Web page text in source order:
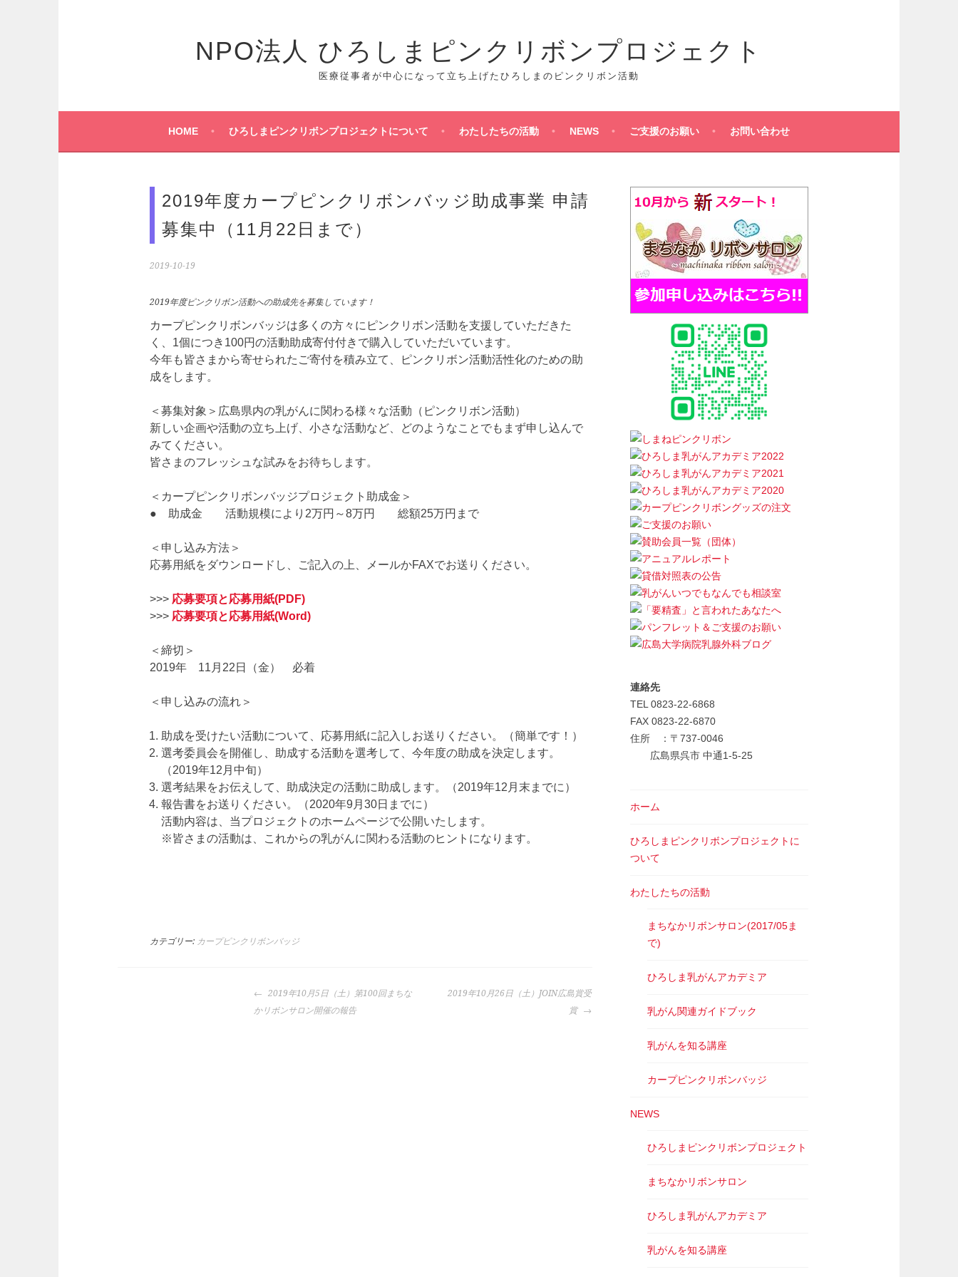
ス
NPO法人 ひろしまピンクリボンプロジェクト
医療従事者が中心になって立ち上げたひろしまのピンクリボン活動
HOME ひろしまピンクリボンプロジェクトについて わたしたちの活動 NEWS ご支援のお願い お問い合わせ
2019年度カープピンクリボンバッジ助成事業 申請
募集中（11月22日まで）
2019-10-19
2019年度ピンクリボン活動への助成先を募集しています！
カープピンクリボンバッジは多くの方々にピンクリボン活動を支援していただきた
く、1個につき100円の活動助成寄付付きで購入していただいています。
今年も皆さまから寄せられたご寄付を積み立て、ピンクリボン活動活性化のための助
成をします。
＜募集対象＞広島県内の乳がんに関わる様々な活動（ピンクリボン活動）
新しい企画や活動の立ち上げ、小さな活動など、どのようなことでもまず申し込んで
みてください。
皆さまのフレッシュな試みをお待ちします。
＜カープピンクリボンバッジプロジェクト助成金＞
● 助成金 活動規模により2万円～8万円 総額25万円まで
＜申し込み方法＞
応募用紙をダウンロードし、ご記入の上、メールかFAXでお送りください。
>>> 応募要項と応募用紙(PDF)
>>> 応募要項と応募用紙(Word)
＜締切＞
2019年 11月22日（金） 必着
＜申し込みの流れ＞
助成を受けたい活動について、応募用紙に記入しお送りください。（簡単です！）
選考委員会を開催し、助成する活動を選考して、今年度の助成を決定します。
（2019年12月中旬）
選考結果をお伝えして、助成決定の活動に助成します。（2019年12月末までに）
報告書をお送りください。（2020年9月30日までに）
活動内容は、当プロジェクトのホームページで公開いたします。
※皆さまの活動は、これからの乳がんに関わる活動のヒントになります。
カテゴリー: カープピンクリボンバッジ
投
稿
2019年10月5日（土）第100回まちな
かリボンサロン開催の報告
2019年10月26日（土）JOIN広島賞受
賞
連絡先
TEL 0823-22-6868
FAX 0823-22-6870
住所 ：〒737-0046
広島県呉市 中通1-5-25
ホーム
ひろしまピンクリボンプロジェクトに
ついて
わたしたちの活動
まちなかリボンサロン(2017/05ま
で)
ひろしま乳がんアカデミア
乳がん関連ガイドブック
乳がんを知る講座
カープピンクリボンバッジ
NEWS
ひろしまピンクリボンプロジェクト
まちなかリボンサロン
ひろしま乳がんアカデミア
乳がんを知る講座